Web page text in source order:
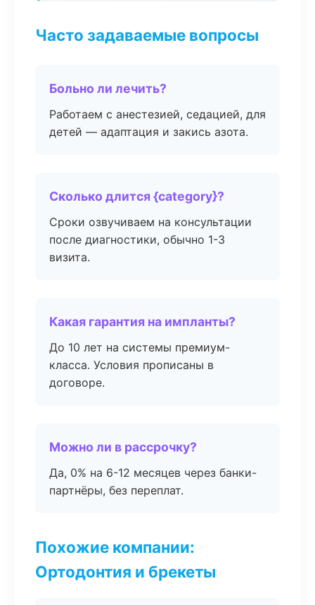
Часто задаваемые вопросы
Больно ли лечить?
Работаем с анестезией, седацией, для
детей — адаптация и закись азота.
Сколько длится {category}?
Сроки озвучиваем на консультации
после диагностики, обычно 1-3
визита.
Какая гарантия на импланты?
До 10 лет на системы премиум-
класса. Условия прописаны в
договоре.
Можно ли в рассрочку?
Да, 0% на 6-12 месяцев через банки-
партнёры, без переплат.
Похожие компании:
Ортодонтия и брекеты